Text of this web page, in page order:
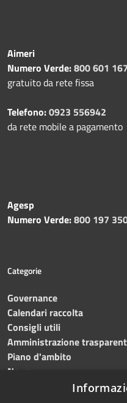
Aimeri
Numero Verde:800 601 167
gratuito da rete fissa
Telefono:0923 556942
da rete mobile a pagamento
Agesp
Numero Verde:800 197
Categorie
Governance
Calendari raccolta
Consigli utili
Amministrazione
Piano d'ambito
News